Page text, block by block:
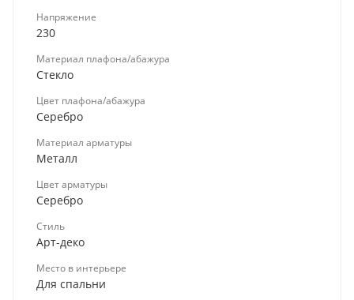
Напряжение
230
Материал плафона/абажура
Стекло
Цвет плафона/абажура
Серебро
Материал арматуры
Металл
Цвет арматуры
Серебро
Стиль
Арт-деко
Место в интерьере
Для спальни